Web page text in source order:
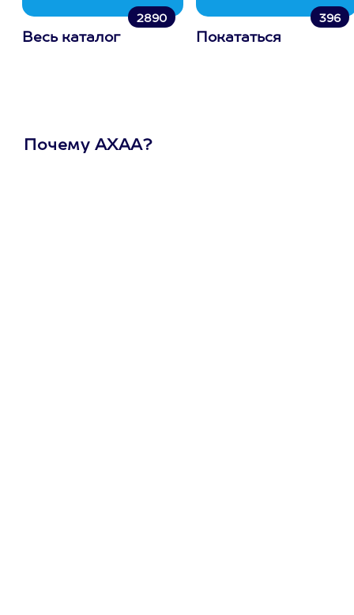
2890
Весь каталог
396
Покататься
Почему АХАА?